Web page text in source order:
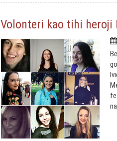
Volonteri kao tihi heroji